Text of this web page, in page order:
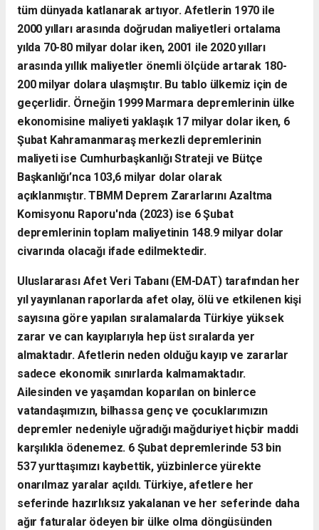
tüm dünyada katlanarak artıyor. Afetlerin 1970 ile
2000 yılları arasında doğrudan maliyetleri ortalama
yılda 70-80 milyar dolar iken, 2001 ile 2020 yılları
arasında yıllık maliyetler önemli ölçüde artarak 180-
200 milyar dolara ulaşmıştır. Bu tablo ülkemiz için de
geçerlidir. Örneğin 1999 Marmara depremlerinin ülke
ekonomisine maliyeti yaklaşık 17 milyar dolar iken, 6
Şubat Kahramanmaraş merkezli depremlerinin
maliyeti ise Cumhurbaşkanlığı Strateji ve Bütçe
Başkanlığı’nca 103,6 milyar dolar olarak
açıklanmıştır.TBMM Deprem Zararlarını Azaltma
Komisyonu Raporu'nda (2023) ise 6 Şubat
depremlerinin toplam maliyetinin 148.9 milyar dolar
civarında olacağı ifade edilmektedir.
Uluslararası Afet Veri Tabanı (EM-DAT) tarafından her
yıl yayınlanan raporlarda afet olay, ölü ve etkilenen kişi
sayısına göre yapılan sıralamalarda Türkiye yüksek
zarar ve can kayıplarıyla hep üst sıralarda yer
almaktadır. Afetlerin neden olduğu kayıp ve zararlar
sadece ekonomik sınırlarda kalmamaktadır.
Ailesinden ve yaşamdan koparılan on binlerce
vatandaşımızın, bilhassa genç ve çocuklarımızın
depremler nedeniyle uğradığı mağduriyet hiçbir maddi
karşılıkla ödenemez. 6 Şubat depremlerinde 53 bin
537 yurttaşımızı kaybettik, yüzbinlerce yürekte
onarılmaz yaralar açıldı. Türkiye, afetlere her
seferinde hazırlıksız yakalanan ve her seferinde daha
ağır faturalar ödeyen bir ülke olma döngüsünden